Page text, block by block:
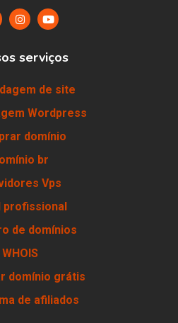
serviços
de site
Wordpress
domínio
br
Vps
profissional
de domínios
WHOIS
domínio grátis
de afiliados